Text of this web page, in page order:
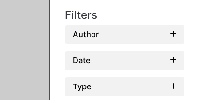
Filters
Author
Date
Type